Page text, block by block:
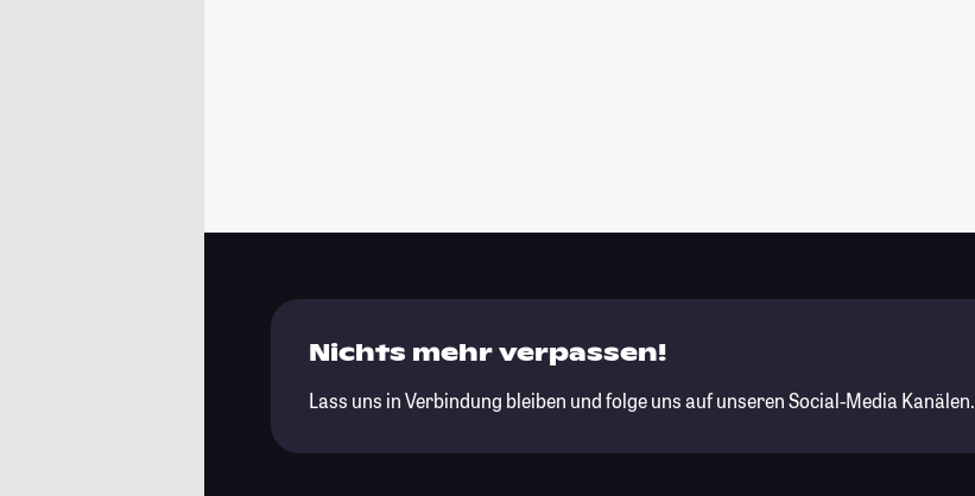
Nichts mehr verpassen!
Lass uns in Verbindung bleiben und folge uns auf unseren Social-Media Kanälen.